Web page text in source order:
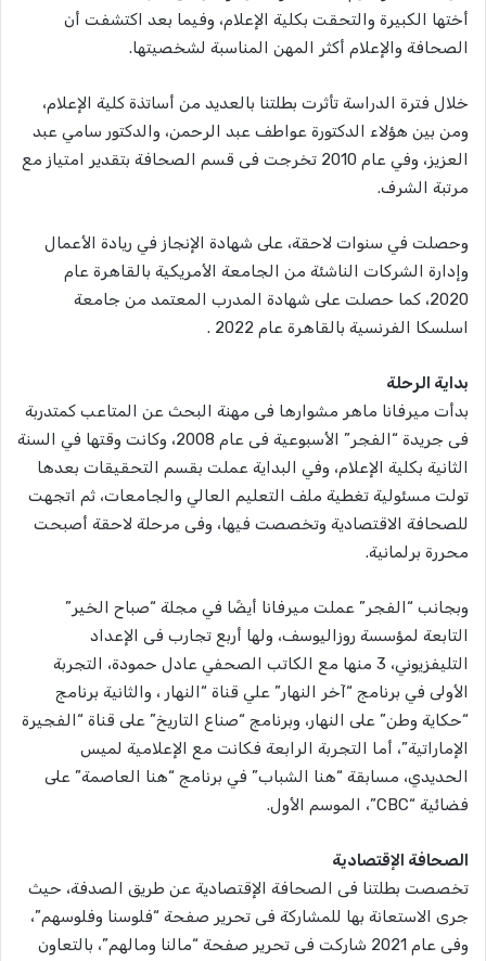
أختها الكبيرة والتحقت بكلية الإعلام، وفيما بعد اكتشفت أن
الصحافة والإعلام أكثر المهن المناسبة لشخصيتها.
خلال فترة الدراسة تأثرت بطلتنا بالعديد من أساتذة كلية الإعلام،
ومن بين هؤلاء الدكتورة عواطف عبد الرحمن، والدكتور سامي عبد
العزيز، وفي عام 2010 تخرجت فى قسم الصحافة بتقدير امتياز مع
مرتبة الشرف.
وحصلت في سنوات لاحقة، على شهادة الإنجاز في ريادة الأعمال
وإدارة الشركات الناشئة من الجامعة الأمريكية بالقاهرة عام
2020، كما حصلت على شهادة المدرب المعتمد من جامعة
اسلسكا الفرنسية بالقاهرة عام 2022 .
بداية الرحلة
بدأت ميرفانا ماهر مشوارها فى مهنة البحث عن المتاعب كمتدربة
فى جريدة “الفجر” الأسبوعية فى عام 2008، وكانت وقتها في السنة
الثانية بكلية الإعلام، وفي البداية عملت بقسم التحقيقات بعدها
تولت مسئولية تغطية ملف التعليم العالي والجامعات، ثم اتجهت
للصحافة الاقتصادية وتخصصت فيها، وفى مرحلة لاحقة أصبحت
محررة برلمانية.
وبجانب “الفجر” عملت ميرفانا أيضًا في مجلة “صباح الخير”
التابعة لمؤسسة روزاليوسف، ولها أربع تجارب فى الإعداد
التليفزيوني، 3 منها مع الكاتب الصحفي عادل حمودة، التجربة
الأولى في برنامج “آخر النهار” علي قناة “النهار ، والثانية برنامج
“حكاية وطن” على النهار، وبرنامج “صناع التاريخ” على قناة “الفجيرة
الإماراتية”، أما التجربة الرابعة فكانت مع الإعلامية لميس
الحديدي، مسابقة “هنا الشباب” في برنامج “هنا العاصمة” على
فضائية “CBC”، الموسم الأول.
الصحافة الإقتصادية
تخصصت بطلتنا فى الصحافة الإقتصادية عن طريق الصدفة، حيث
جرى الاستعانة بها للمشاركة فى تحرير صفحة “فلوسنا وفلوسهم”،
وفى عام 2021 شاركت فى تحرير صفحة “مالنا ومالهم”، بالتعاون